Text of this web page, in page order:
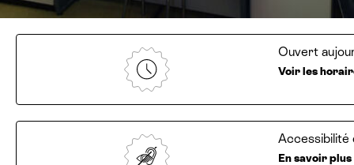
Ouvert
Voir les
Accessibilité
En savoir plus